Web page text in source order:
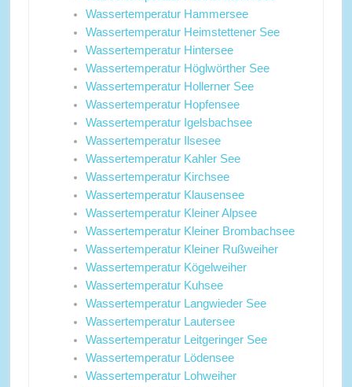
Wassertemperatur Hammersee
Wassertemperatur Heimstettener See
Wassertemperatur Hintersee
Wassertemperatur Höglwörther See
Wassertemperatur Hollerner See
Wassertemperatur Hopfensee
Wassertemperatur Igelsbachsee
Wassertemperatur Ilsesee
Wassertemperatur Kahler See
Wassertemperatur Kirchsee
Wassertemperatur Klausensee
Wassertemperatur Kleiner Alpsee
Wassertemperatur Kleiner Brombachsee
Wassertemperatur Kleiner Rußweiher
Wassertemperatur Kögelweiher
Wassertemperatur Kuhsee
Wassertemperatur Langwieder See
Wassertemperatur Lautersee
Wassertemperatur Leitgeringer See
Wassertemperatur Lödensee
Wassertemperatur Lohweiher